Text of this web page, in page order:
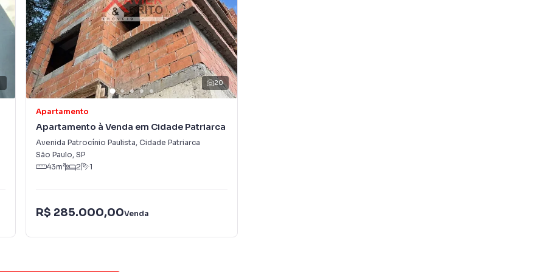
20
Apartamento
Apartamento à Venda em Cidade Patriarca
Avenida Patrocínio Paulista, Cidade Patriarca
São Paulo, SP
43m² 2 1
R$ 285.000,00Venda